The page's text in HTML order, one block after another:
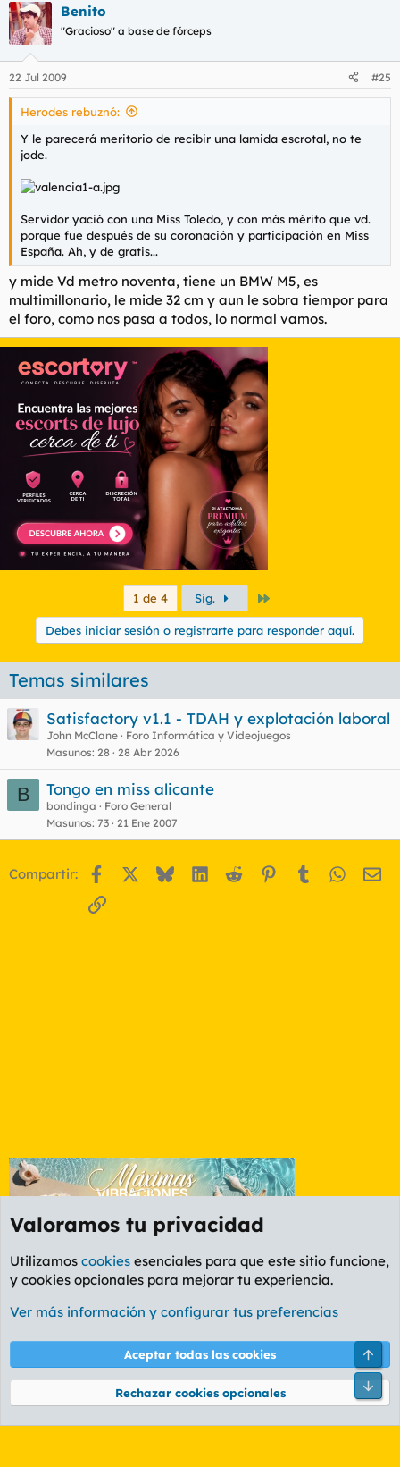
Benito
"Gracioso" a base de fórceps
22 Jul 2009 #25
Herodes rebuznó:
Y le parecerá meritorio de recibir una lamida escrotal, no te
jode.
Servidor yació con una Miss Toledo, y con más mérito que vd.
porque fue después de su coronación y participación en Miss
España. Ah, y de gratis...
y mide Vd metro noventa, tiene un BMW M5, es
multimillonario, le mide 32 cm y aun le sobra tiempor para
el foro, como nos pasa a todos, lo normal vamos.
1 de 4 Sig.
Debes iniciar sesión o registrarte para responder aquí.
Temas similares
Satisfactory v1.1 - TDAH y explotación laboral
John McClane
Foro Informática y Videojuegos
Masunos 28 28 Abr 2026
B Tongo en miss alicante
bondinga
Foro General
Masunos 73 21 Ene 2007
Compartir: Facebook BlueskyLinkedIn
Reddit Pinterest
Tumblr
Enlace
Foro General
Cookies
PL OLDSTYLE AMARILLO
Términos y reglas Política de privacidad Ayuda
Community platform by XenForo® © 2010-2026 XenForo Ltd.
Valoramos tu privacidad
Utilizamos cookies esenciales para que este sitio funcione,
y cookies opcionales para mejorar tu experiencia.
Ver más información y configurar tus preferencias
Aceptar todas las cookies
Rechazar cookies opcionales
Pie